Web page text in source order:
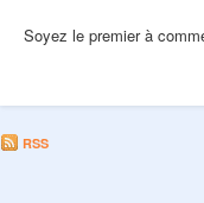
Soyez le premier à
RSS